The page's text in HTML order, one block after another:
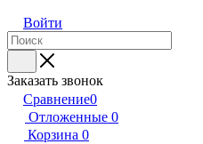
Войти
Заказать звонок
Сравнение0
Отложенные 0
Корзина 0